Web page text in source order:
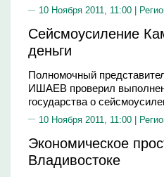
10 Ноября 2011, 11:00 |
Сейсмоусиление
деньги
Полномочный
ИШАЕВ проверил
государства о
10 Ноября 2011, 11:00 |
Экономическое
Владивостоке